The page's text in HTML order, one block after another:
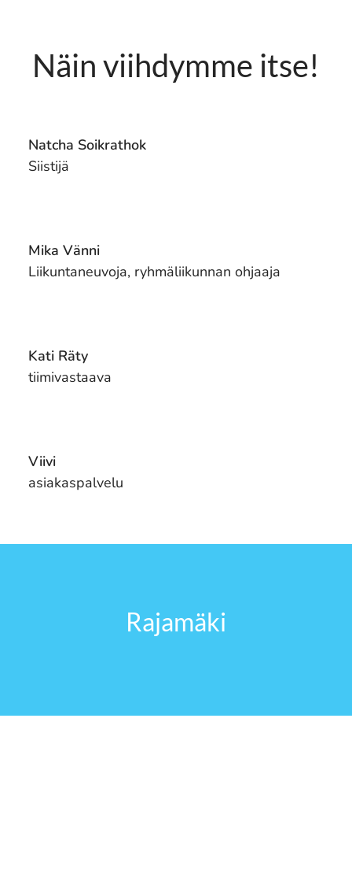
Näin viihdymme itse!
Natcha Soikrathok
Siistijä
Mika Vänni
Liikuntaneuvoja, ryhmäliikunnan ohjaaja
Kati Räty
tiimivastaava
Viivi
asiakaspalvelu
Rajamäki